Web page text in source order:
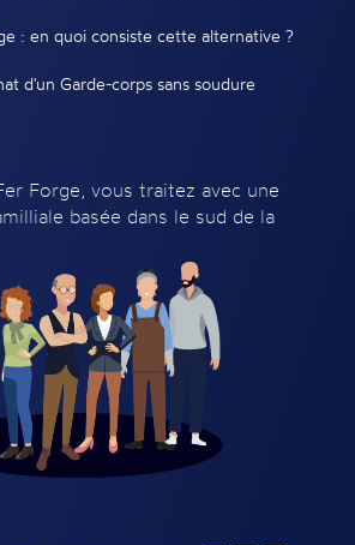
: en quoi consiste cette alternative ?
d'un Garde-corps sans soudure
Forge, vous traitez avec une
basée dans le sud de la